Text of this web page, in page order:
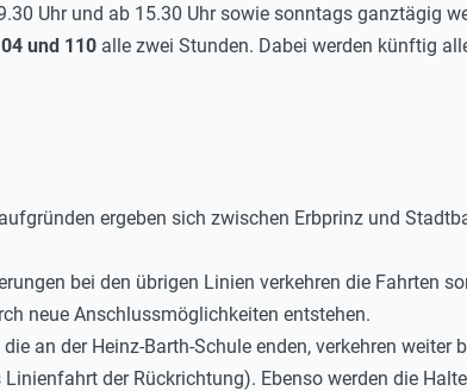
Uhr und ab 15.30 Uhr sowie sonntags ganztägig
und 110 alle zwei Stunden. Dabei werden künftig
ergeben sich zwischen Erbprinz und
bei den übrigen Linien verkehren die Fahrten
neue Anschlussmöglichkeiten entstehen.
die an der Heinz-Barth-Schule enden, verkehren weiter
der Rückrichtung). Ebenso werden die